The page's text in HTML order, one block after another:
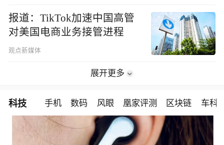
报道：TikTok加速中国高管
对美国电商业务接管进程
观点新媒体
展开更多
科技 手机 数码 风眼 凰家评测 区块链 车科